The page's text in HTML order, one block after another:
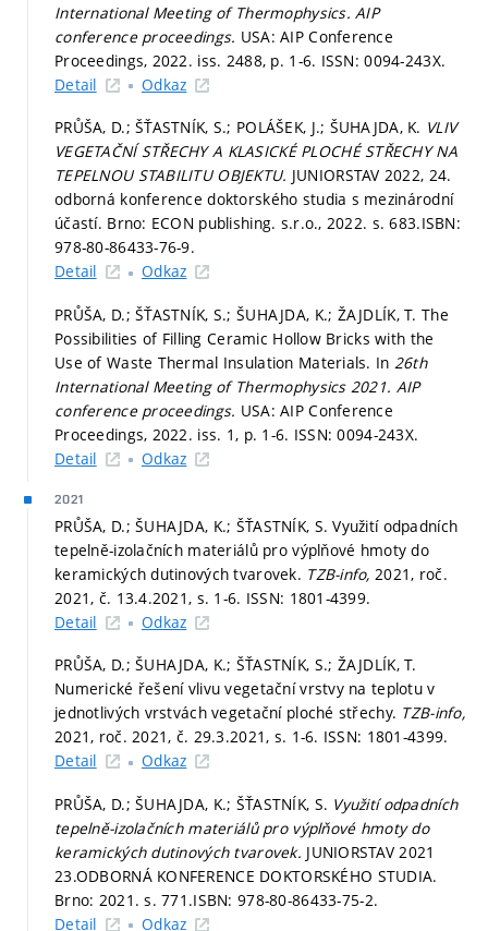
International Meeting of Thermophysics.AIP
conference proceedings. USA: AIP Conference
Proceedings, 2022. iss. 2488, p. 1-6. ISSN: 0094-243X.
Detail
Odkaz
PRŮŠA, D.; ŠŤASTNÍK, S.; POLÁŠEK, J.; ŠUHAJDA, K. VLIV
VEGETAČNÍ STŘECHY A KLASICKÉ PLOCHÉ STŘECHY NA
TEPELNOU STABILITU OBJEKTU. JUNIORSTAV 2022, 24.
odborná konference doktorského studia s mezinárodní
účastí. Brno: ECON publishing. s.r.o., 2022. s. 683.ISBN:
978-80-86433-76-9.
Detail
Odkaz
PRŮŠA, D.; ŠŤASTNÍK, S.; ŠUHAJDA, K.; ŽAJDLÍK, T. The
Possibilities of Filling Ceramic Hollow Bricks with the
Use of Waste Thermal Insulation Materials. In 26th
International Meeting of Thermophysics 2021. AIP
conference proceedings. USA: AIP Conference
Proceedings, 2022. iss. 1, p. 1-6. ISSN: 0094-243X.
Detail
Odkaz
2021
PRŮŠA, D.; ŠUHAJDA, K.; ŠŤASTNÍK, S. Využití odpadních
tepelně-izolačních materiálů pro výplňové hmoty do
keramických dutinových tvarovek. TZB-info,2021, roč.
2021, č. 13.4.2021, s. 1-6. ISSN: 1801-4399.
Detail
Odkaz
PRŮŠA, D.; ŠUHAJDA, K.; ŠŤASTNÍK, S.; ŽAJDLÍK, T.
Numerické řešení vlivu vegetační vrstvy na teplotu v
jednotlivých vrstvách vegetační ploché střechy. TZB-info,
2021, roč. 2021, č. 29.3.2021, s. 1-6. ISSN: 1801-4399.
Detail
Odkaz
PRŮŠA, D.; ŠUHAJDA, K.; ŠŤASTNÍK, S. Využití odpadních
tepelně-izolačních materiálů pro výplňové hmoty do
keramických dutinových tvarovek. JUNIORSTAV 2021
23.ODBORNÁ KONFERENCE DOKTORSKÉHO STUDIA.
Brno: 2021.s. 771.ISBN: 978-80-86433-75-2.
Detail
Odkaz